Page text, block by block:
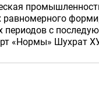
периодов с
«Нормы» Шухрат